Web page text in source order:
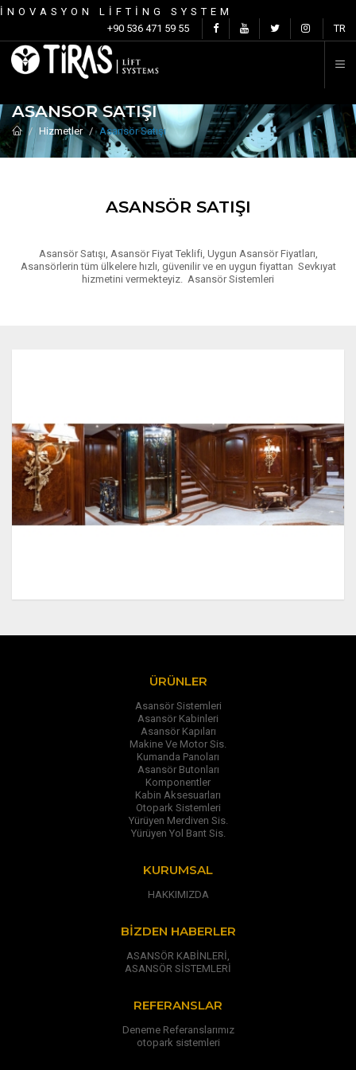
İNOVASYON LİFTİNG SYSTEM
+90 536 471 59 55
TR
ASANSÖR SATIŞI
Hizmetler Asansör Satışı
ASANSÖR SATIŞI
Asansör Satışı, Asansör Fiyat Teklifi, Uygun Asansör Fiyatları,
Asansörlerin tüm ülkelere hızlı, güvenilir ve en uygun fiyattan Sevkıyat
hizmetini vermekteyiz. Asansör Sistemleri
ÜRÜNLER
Asansör Sistemleri
Asansör Kabinleri
Asansör Kapıları
Makine Ve Motor Sis.
Kumanda Panoları
Asansör Butonları
Komponentler
Kabin Aksesuarları
Otopark Sistemleri
Yürüyen Merdiven Sis.
Yürüyen Yol Bant Sis.
KURUMSAL
HAKKIMIZDA
BIZDEN HABERLER
ASANSÖR KABİNLERİ,
ASANSÖR SİSTEMLERİ
REFERANSLAR
Deneme Referanslarımız
otopark sistemleri